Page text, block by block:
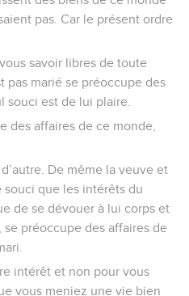
pas. Car le présent ordre
savoir libres de toute
pas marié se préoccupe des
souci est de lui plaire.
des affaires de ce monde,
De même la veuve et
souci que les intérêts du
de se dévouer à lui corps et
préoccupe des affaires de
intérêt et non pour vous
vous meniez une vie bien